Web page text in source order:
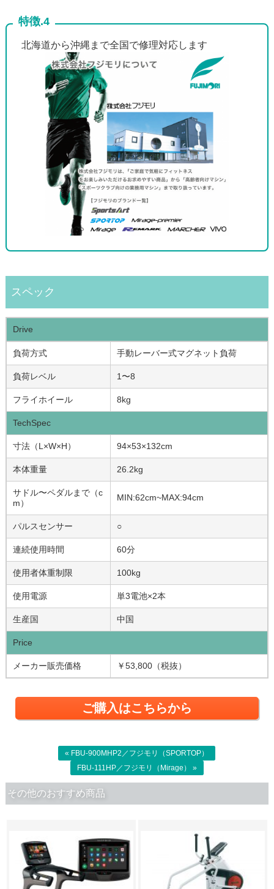
特徴.4
北海道から沖縄まで全国で修理対応します
スペック
Drive
負荷方式 手動レーバー式マグネット負荷
負荷レベル 1〜8
フライホイール 8kg
TechSpec
寸法（L×W×H） 94×53×132cm
本体重量 26.2kg
サドル〜ペダルまで（c
m）
MIN:62cm~MAX:94cm
パルスセンサー ○
連続使用時間 60分
使用者体重制限 100kg
使用電源 単3電池×2本
生産国 中国
Price
メーカー販売価格 ￥53,800（税抜）
ご購入はこちらから
« FBU-900MHP2／フジモリ（SPORTOP）
FBU-111HP／フジモリ（Mirage） »
その他のおすすめ商品